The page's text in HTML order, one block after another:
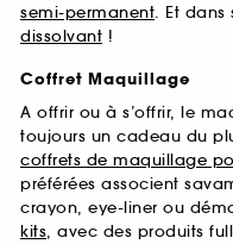
semi-permanent. Et dans
dissolvant !
Coffret Maquillage
A offrir ou à s’offrir, le
toujours un cadeau du
coffrets de maquillage
préférées associent
crayon, eye-liner ou
kits, avec des produits